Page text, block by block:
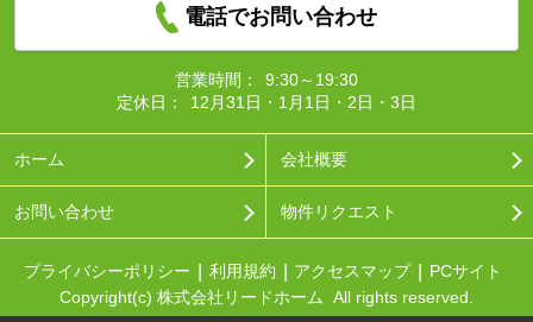
電話でお問い合わせ
営業時間：
9:30～19:30
定休日：
12月31日・1月1日・2日・3日
ホーム 会社概要
お問い合わせ 物件リクエスト
プライバシーポリシー 利用規約 アクセスマップ
PCサイト
Copyright(c) 株式会社リードホーム All rights reserved.